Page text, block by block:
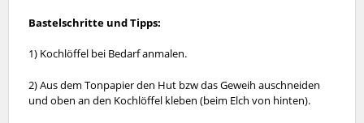
Bastelschritte und Tipps:
1) Kochlöffel bei Bedarf anmalen.
2) Aus dem Tonpapier den Hut bzw das Geweih auschneiden
und oben an den Kochlöffel kleben (beim Elch von hinten).